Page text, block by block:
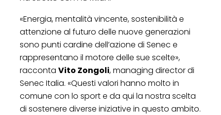
«Energia, mentalità vincente, sostenibilità e
attenzione al futuro delle nuove generazioni
sono punti cardine dell’azione di Senec e
rappresentano il motore delle sue scelte»,
racconta Vito Zongoli, managing director di
Senec Italia. «Questi valori hanno molto in
comune con lo sport e da qui la nostra scelta
di sostenere diverse iniziative in questo ambito.